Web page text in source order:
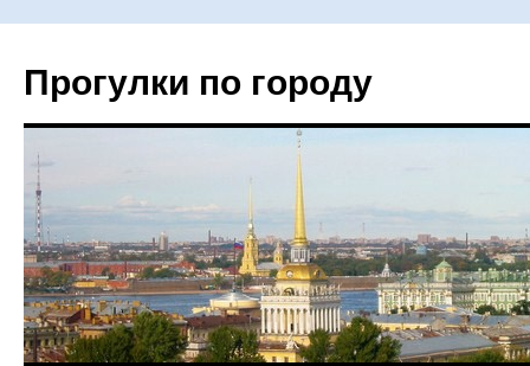
Прогулки по городу